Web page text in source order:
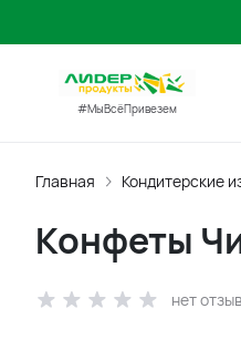
#МыВсёПривезем
Главная Кондитерские
Конфеты
нет